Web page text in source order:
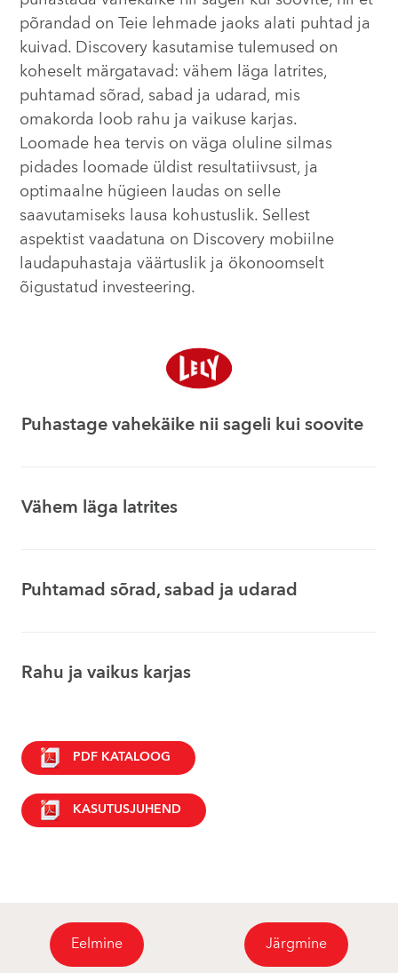
põrandad on Teie lehmade jaoks alati puhtad ja
kuivad. Discovery kasutamise tulemused on
koheselt märgatavad: vähem läga latrites,
puhtamad sõrad, sabad ja udarad, mis
omakorda loob rahu ja vaikuse karjas.
Loomade hea tervis on väga oluline silmas
pidades loomade üldist resultatiivsust, ja
optimaalne hügieen laudas on selle
saavutamiseks lausa kohustuslik. Sellest
aspektist vaadatuna on Discovery mobiilne
laudapuhastaja väärtuslik ja ökonoomselt
õigustatud investeering.
Puhastage vahekäike nii sageli kui soovite
Vähem läga latrites
Puhtamad sõrad, sabad ja udarad
Rahu ja vaikus karjas
PDF KATALOOG
KASUTUSJUHEND
Eelmine Järgmine